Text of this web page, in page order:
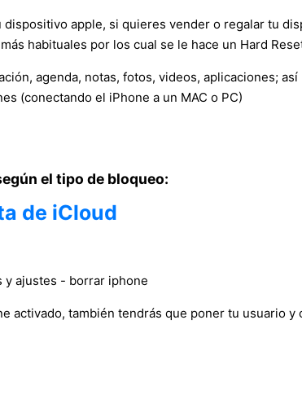
apple, si quieres vender o regalar tu
habituales por los cual se le hace un Hard
agenda, notas, fotos, videos, aplicaciones;
(conectando el iPhone a un MAC o PC)
el tipo de bloqueo:
de iCloud
y ajustes - borrar iphone
activado, también tendrás que poner tu usuario y